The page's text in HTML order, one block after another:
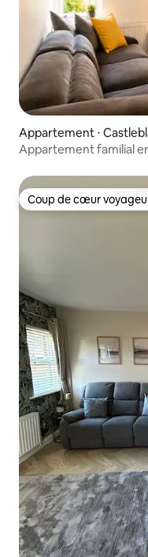
Appartement ⋅
Appartement familial
Coup de cœur
Coup de cœur